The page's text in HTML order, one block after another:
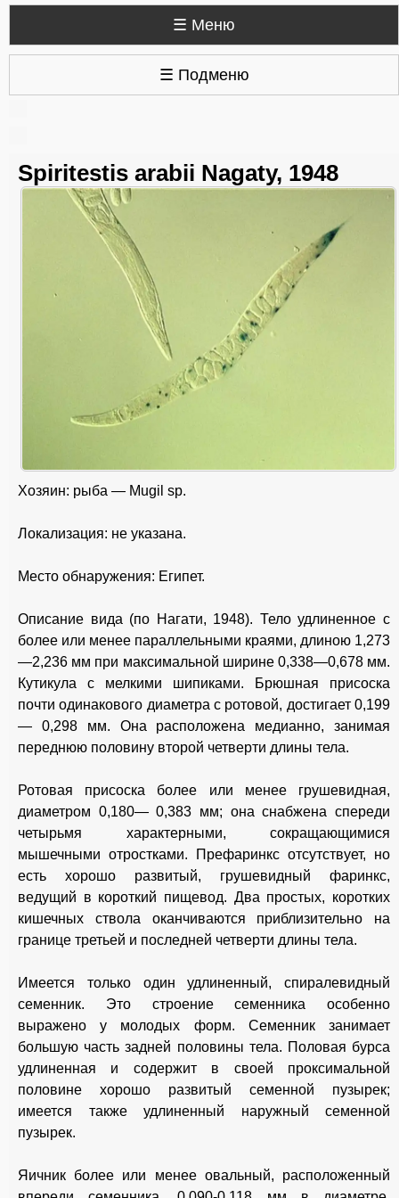
☰ Меню
☰ Подменю
Spiritestis arabii Nagaty, 1948
Хозяин: рыба — Mugil sp.
Локализация: не указана.
Место обнаружения: Египет.
Описание вида (по Нагати, 1948). Тело удлиненное с
более или менее параллельными краями, длиною 1,273
—2,236 мм при максимальной ширине 0,338—0,678 мм.
Кутикула с мелкими шипиками. Брюшная присоска
почти одинакового диаметра с ротовой, достигает 0,199
— 0,298 мм. Она расположена медианно, занимая
переднюю половину второй четверти длины тела.
Ротовая присоска более или менее грушевидная,
диаметром 0,180— 0,383 мм; она снабжена спереди
четырьмя характерными, сокращающимися
мышечными отростками. Префаринкс отсутствует, но
есть хорошо развитый, грушевидный фаринкс,
ведущий в короткий пищевод. Два простых, коротких
кишечных ствола оканчиваются приблизительно на
границе третьей и последней четверти длины тела.
Имеется только один удлиненный, спиралевидный
семенник. Это строение семенника особенно
выражено у молодых форм. Семенник занимает
большую часть задней половины тела. Половая бурса
удлиненная и содержит в своей проксимальной
половине хорошо развитый семенной пузырек;
имеется также удлиненный наружный семенной
пузырек.
Яичник более или менее овальный, расположенный